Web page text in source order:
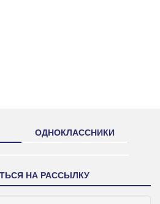
ОДНОКЛАССНИКИ
НА РАССЫЛКУ